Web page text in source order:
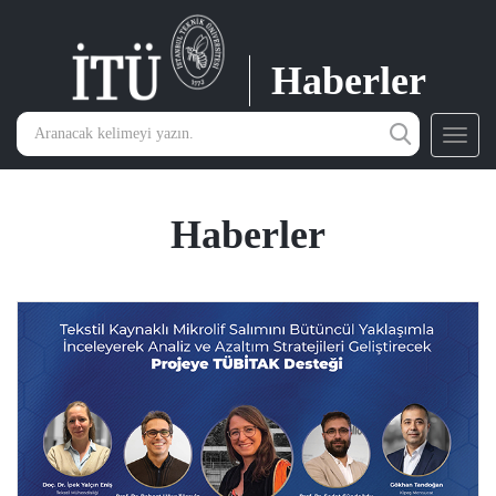
Haberler
Haberler